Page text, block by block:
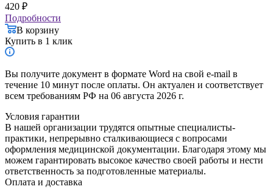
420 ₽
Подробности
В корзину
Купить в 1 клик
Вы получите документ в формате Word на свой e-mail в
течение 10 минут после оплаты. Он актуален и соответствует
всем требованиям РФ на 06 августа 2026 г.
Условия гарантии
В нашей организации трудятся опытные специалисты-
практики, непрерывно сталкивающиеся с вопросами
оформления медицинской документации. Благодаря этому мы
можем гарантировать высокое качество своей работы и нести
ответственность за подготовленные материалы.
Оплата и доставка